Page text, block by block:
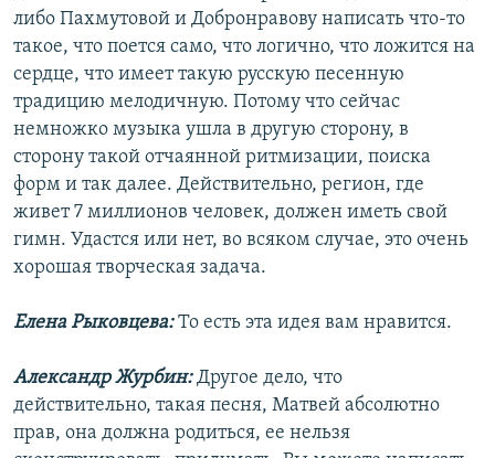
либо Пахмутовой и Добронравову написать что-то
такое, что поется само, что логично, что ложится на
сердце, что имеет такую русскую песенную
традицию мелодичную. Потому что сейчас
немножко музыка ушла в другую сторону, в
сторону такой отчаянной ритмизации, поиска
форм и так далее. Действительно, регион, где
живет 7 миллионов человек, должен иметь свой
гимн. Удастся или нет, во всяком случае, это очень
хорошая творческая задача.
Елена Рыковцева:То есть эта идея вам нравится.
Александр Журбин:Другое дело, что
действительно, такая песня, Матвей абсолютно
прав, она должна родиться, ее нельзя